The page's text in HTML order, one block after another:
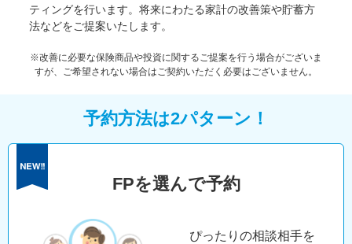
ティングを行います。将来にわたる家計の改善策や貯蓄方
法などをご提案いたします。
※改善に必要な保険商品や投資に関するご提案を行う場合がございま
すが、ご希望されない場合はご契約いただく必要はございません。
予約方法は2パターン！
FPを選んで予約
ぴったりの相談相手を